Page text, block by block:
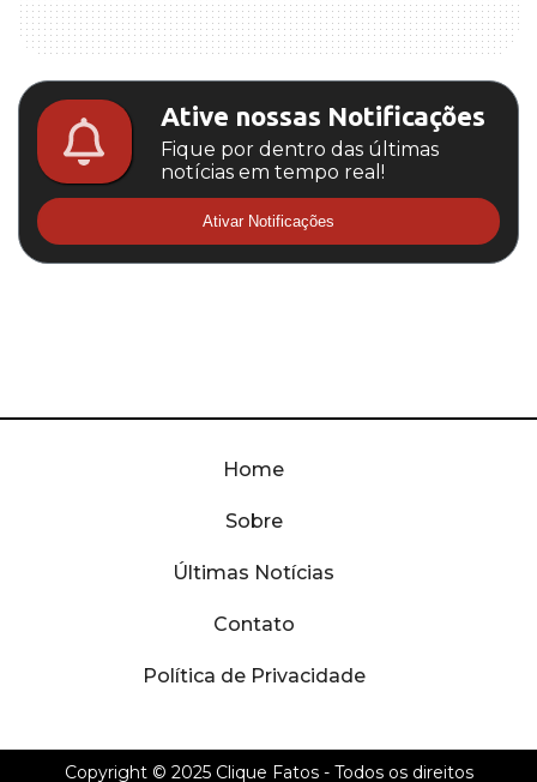
Ative nossas Notificações
Fique por dentro das últimas
notícias em tempo real!
Ativar Notificações
Home
Sobre
Últimas Notícias
Contato
Política de Privacidade
Copyright © 2025 Clique Fatos- Todos os direitos